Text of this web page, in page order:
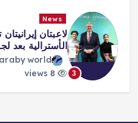
4
News
طرابزون يكتب
استقبال
araby world